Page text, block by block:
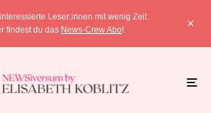
Leser:innen mit wenig Zeit.
findest du das News-Crew Abo!